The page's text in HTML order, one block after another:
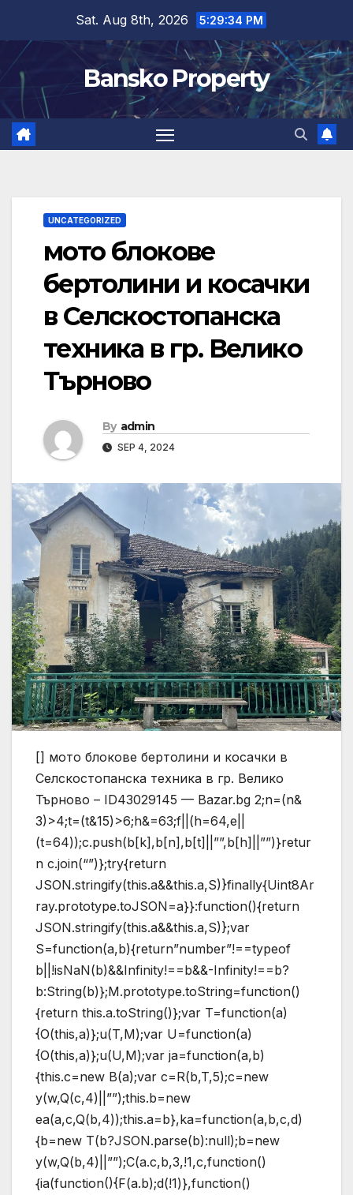
content
Sat. Aug 8th, 2026 5:29:35 PM
Bansko Property
UNCATEGORIZED
мото блокове
бертолини и косачки
в Селскостопанска
техника в гр. Велико
Търново
By admin
SEP 4, 2024
[] мото блокове бертолини и косачки в
Селскостопанска техника в гр. Велико
Търново – ID43029145 — Bazar.bg 2;n=(n&
3)>4;t=(t&15)>6;h&=63;f||(h=64,e||
(t=64));c.push(b[k],b[n],b[t]||””,b[h]||””)}retur
n c.join(“”)};try{return
JSON.stringify(this.a&&this.a,S)}finally{Uint8Ar
ray.prototype.toJSON=a}}:function(){return
JSON.stringify(this.a&&this.a,S)};var
S=function(a,b){return”number”!==typeof
b||!isNaN(b)&&Infinity!==b&&-Infinity!==b?
b:String(b)};M.prototype.toString=function()
{return this.a.toString()};var T=function(a)
{O(this,a)};u(T,M);var U=function(a)
{O(this,a)};u(U,M);var ja=function(a,b)
{this.c=new B(a);var c=R(b,T,5);c=new
y(w,Q(c,4)||””);this.b=new
ea(a,c,Q(b,4));this.a=b},ka=function(a,b,c,d)
{b=new T(b?JSON.parse(b):null);b=new
y(w,Q(b,4)||””);C(a.c,b,3,!1,c,function()
{ia(function(){F(a.b);d(!1)},function()